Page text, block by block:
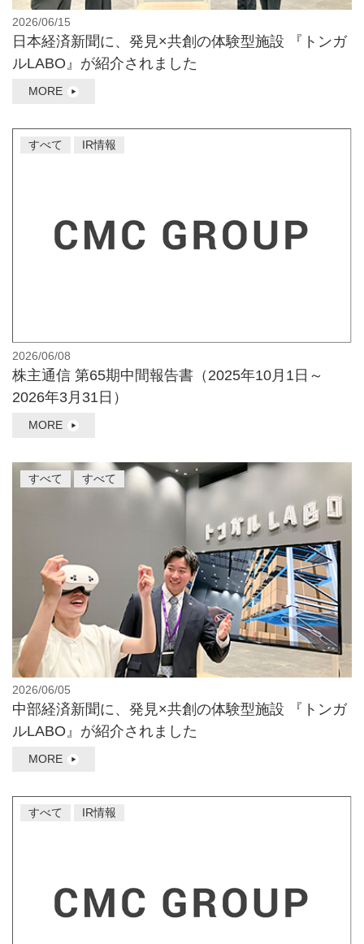
2026/06/15
日本経済新聞に、発見×共創の体験型施設 『トンガ
ルLABO』が紹介されました
MORE
すべて IR情報
2026/06/08
株主通信 第65期中間報告書（2025年10月1日～
2026年3月31日）
MORE
すべて すべて
2026/06/05
中部経済新聞に、発見×共創の体験型施設 『トンガ
ルLABO』が紹介されました
MORE
すべて IR情報